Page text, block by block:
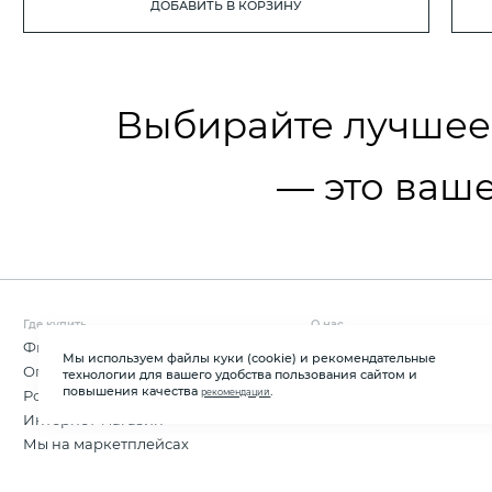
ДОБАВИТЬ В КОРЗИНУ
Мы используем файлы куки (cookie) и рекомендательные
технологии для вашего удобства пользования сайтом и
повышения качестварекомендаций
Выбирайте лучшее
— это
Где купить
Фирменные магазины
Оптовые продажи
Розничные магазины
Интернет-магазин
Мы на маркетплейсах
О нас
Новости